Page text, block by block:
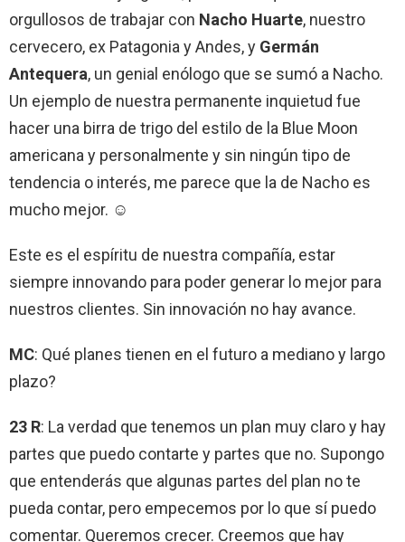
orgullosos de trabajar con Nacho Huarte, nuestro
cervecero, ex Patagonia y Andes, y Germán
Antequera, un genial enólogo que se sumó a Nacho.
Un ejemplo de nuestra permanente inquietud fue
hacer una birra de trigo del estilo de la Blue Moon
americana y personalmente y sin ningún tipo de
tendencia o interés, me parece que la de Nacho es
mucho mejor. ☺
Este es el espíritu de nuestra compañía, estar
siempre innovando para poder generar lo mejor para
nuestros clientes. Sin innovación no hay avance.
MC: Qué planes tienen en el futuro a mediano y largo
plazo?
23 R: La verdad que tenemos un plan muy claro y hay
partes que puedo contarte y partes que no. Supongo
que entenderás que algunas partes del plan no te
pueda contar, pero empecemos por lo que sí puedo
comentar. Queremos crecer. Creemos que hay